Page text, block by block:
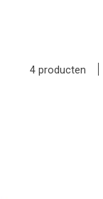
4 producten